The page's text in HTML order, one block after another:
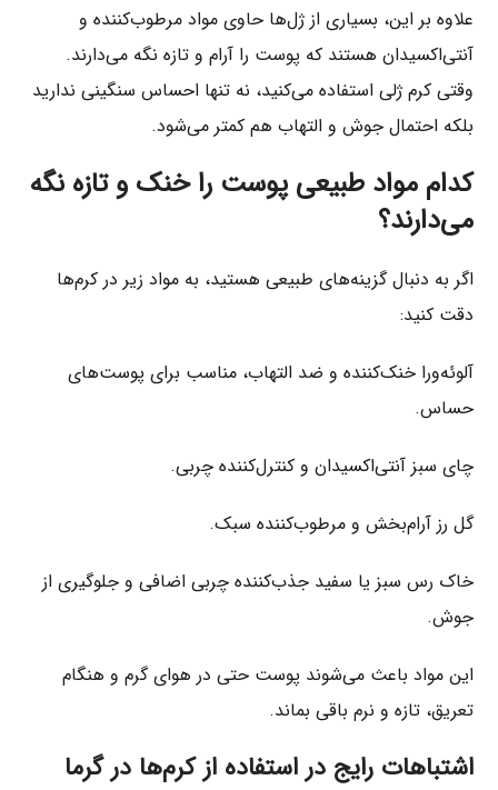
علاوه بر این، بسیاری از ژل‌ها حاوی مواد مرطوب‌کننده و
آنتی‌اکسیدان هستند که پوست را آرام و تازه نگه می‌دارند.
وقتی کرم ژلی استفاده می‌کنید، نه تنها احساس سنگینی ندارید
بلکه احتمال جوش و التهاب هم کمتر می‌شود.
کدام مواد طبیعی پوست را خنک و تازه نگه
می‌دارند؟
اگر به دنبال گزینه‌های طبیعی هستید، به مواد زیر در کرم‌ها
دقت کنید:
آلوئه‌ورا خنک‌کننده و ضد التهاب، مناسب برای پوست‌های
حساس.
چای سبز آنتی‌اکسیدان و کنترل‌کننده چربی.
گل رز آرام‌بخش و مرطوب‌کننده سبک.
خاک رس سبز یا سفید جذب‌کننده چربی اضافی و جلوگیری از
جوش.
این مواد باعث می‌شوند پوست حتی در هوای گرم و هنگام
تعریق، تازه و نرم باقی بماند.
اشتباهات رایج در استفاده از کرم‌ها در گرما